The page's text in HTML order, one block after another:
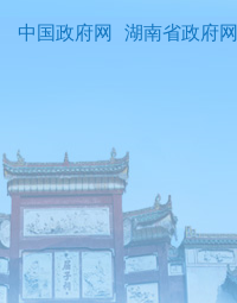
中国政府网 湖南省政府网